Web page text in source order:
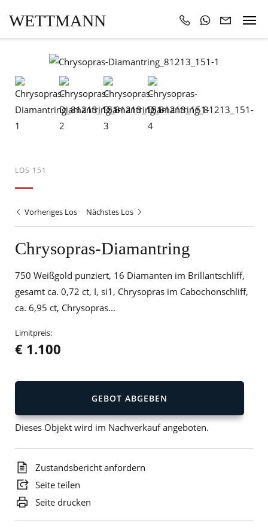
WETTMANN
LOS 151
Vorheriges Los Nächstes Los
Chrysopras-Diamantring
750 Weißgold punziert, 16 Diamanten im Brillantschliff,
gesamt ca. 0,72 ct, I, si1, Chrysopras im Cabochonschliff,
ca. 6,95 ct, Chrysopras...
Limitpreis:
€ 1.100
GEBOT ABGEBEN
Dieses Objekt wird im Nachverkauf angeboten.
Zustandsbericht anfordern
Seite teilen
Seite drucken